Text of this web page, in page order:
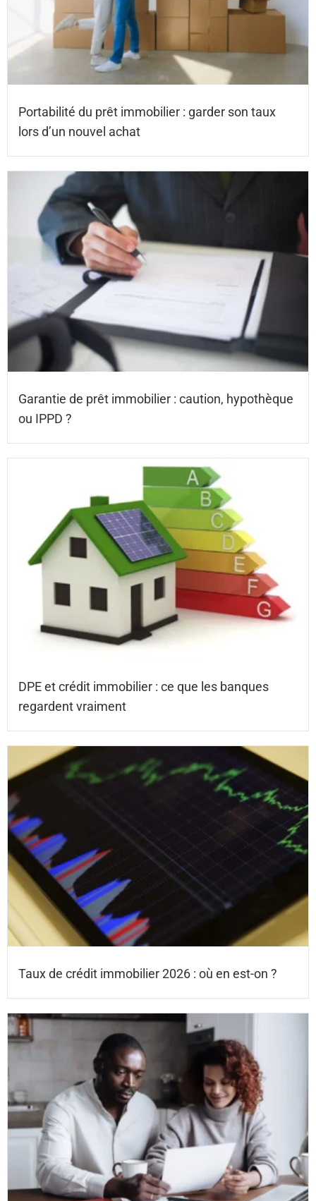
Portabilité du prêt immobilier : garder son taux
lors d’un nouvel achat
Garantie de prêt immobilier : caution, hypothèque
ou IPPD ?
DPE et crédit immobilier : ce que les banques
regardent vraiment
Taux de crédit immobilier 2026 : où en est-on ?